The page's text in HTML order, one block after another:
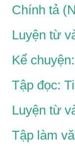
Chính tả
Luyện từ
Kể
Tập đọc:
Luyện từ
Tập làm